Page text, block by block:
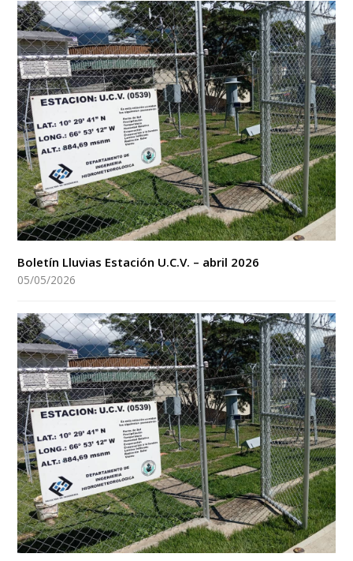
Boletín Lluvias Estación U.C.V. – abril 2026
05/05/2026